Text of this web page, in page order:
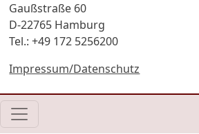
Gaußstraße 60
D-22765 Hamburg
Tel.: +49 172 5256200
Impressum/Datenschutz